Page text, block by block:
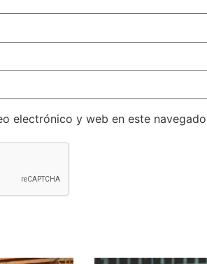
electrónico y web en este